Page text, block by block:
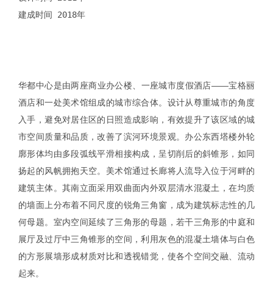
建成时间 2018年
华都中心是由两座商业办公楼、一座城市度假酒店——宝格丽
酒店和一处美术馆组成的城市综合体。设计从尊重城市的角度
入手，避免对居住区的日照造成影响，有效提升了该区域的城
市空间质量和品质，改善了滨河环境景观。办公东西塔楼外轮
廓形体均由多段弧线平滑相接构成，呈切削后的斜锥形，如同
扬起的风帆拥抱天空。美术馆通过长廊将人流导入位于河畔的
建筑主体。其南立面采用双曲面内外双层清水混凝土，在均质
的墙面上分布着不同尺度的锐角三角窗，成为建筑标志性的几
何母题。室内空间延续了三角形的母题，若干三角形的中庭和
展厅及过厅中三角锥形的空间，利用灰色的混凝土墙体与白色
的方形展墙形成材质对比和透视错觉，使各个空间交融、流动
起来。